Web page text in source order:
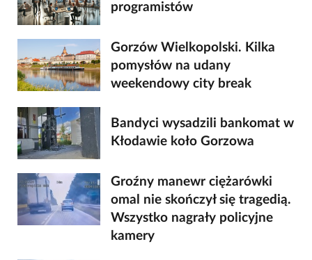
programistów
Gorzów Wielkopolski. Kilka
pomysłów na udany
weekendowy city break
Bandyci wysadzili bankomat w
Kłodawie koło Gorzowa
Groźny manewr ciężarówki
omal nie skończył się tragedią.
Wszystko nagrały policyjne
kamery